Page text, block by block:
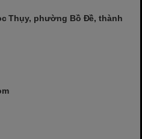
Thụy, phường Bồ Đề, thành